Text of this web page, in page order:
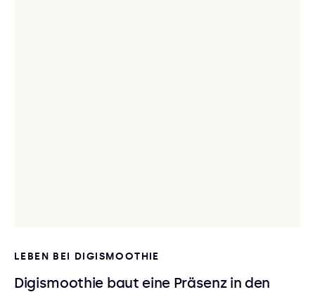
LEBEN BEI DIGISMOOTHIE
Digismoothie baut eine Präsenz in den